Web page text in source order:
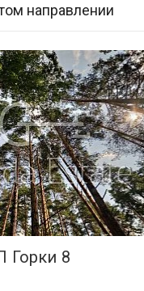
направлении
Горки 8